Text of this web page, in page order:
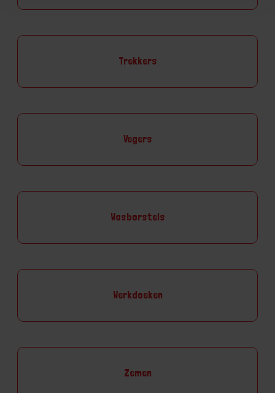
Trekkers
Vegers
Wasborstels
Werkdoeken
Zemen